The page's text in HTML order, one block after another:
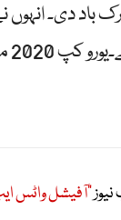
باد دی۔
"آفیشل واٹس